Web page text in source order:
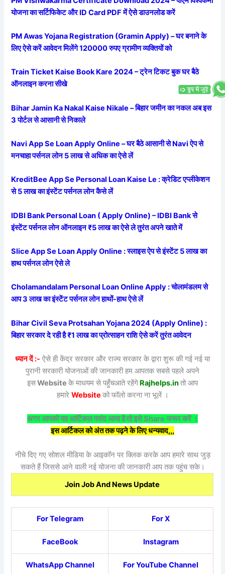
योजना का सर्टिफिकेट और ID Card PDF में ऐसे डाउनलोड करें
PM Awas Yojana Registration (Gramin Apply) – घर बनाने के
लिए ऐसे करें आवेदन मिलेंगे 120000 रुपए ग्रामीण व्यक्तियों को
Train Ticket Kaise Book Kare 2024 – ट्रेन टिकट बुक घर बैठे
ऑनलाइन करना सीखे
Bihar Jamin Ka Nakal Kaise Nikale – बिहार जमीन का नकल अब इस
3 पोर्टल से आसानी से निकाले
Navi App Se Loan Apply Online – घर बैठे आसानी से Navi ऐप से
मनचाहा पर्सनल लोन 5 लाख से अधिक का ऐसे लें
KreditBee App Se Personal Loan Kaise Le : क्रेडिट एप्लीकेशन
से 5 लाख का इंस्टेंट पर्सनल लोन कैसे लें
IDBI Bank Personal Loan ( Apply Online) – IDBI Bank से
इंस्टेंट पर्सनल लोन ऑनलाइन ₹5 लाख का ऐसे ले तुरंत अपने खाते में
Slice App Se Loan Apply Online : स्लाइस ऐप से इंस्टेंट 5 लाख का
हाथ पर्सनल लोन ऐसे ले
Cholamandalam Personal Loan Online Apply : चोलामंडलम से
आप 3 लाख का इंस्टेंट पर्सनल लोन हाथों-हाथ ऐसे लें
Bihar Civil Seva Protsahan Yojana 2024 (Apply Online) :
बिहार सरकार दे रही है ₹1 लाख का प्रोत्साहन राशि ऐसे करें तुरंत आवेदन
ध्यान दें :- ऐसे ही केंद्र सरकार और राज्य सरकार के द्वारा शुरू की गई नई या
पुरानी सरकारी योजनाओं की जानकारी हम आपतक सबसे पहले अपने
इसWebsite के माधयम से पहुँचआते रहेंगे Rajhelps.inतो आप
हमारे Website को फॉलो करना ना भूलें ।
अगर आपको यह आर्टिकल पसंद आया है तो इसे Share जरूर करें ।
इस आर्टिकल को अंत तक पढ़ने के लिए धन्यवाद,,,
नीचे दिए गए सोशल मीडिया के आइकॉन पर क्लिक करके आप हमारे साथ जुड़
सकते हैं जिससे आने वाली नई योजना की जानकारी आप तक पहुंच सके।
Join Job And News Update
For Telegram For X
FaceBook Instagram
WhatsApp Channel For YouTube Channel